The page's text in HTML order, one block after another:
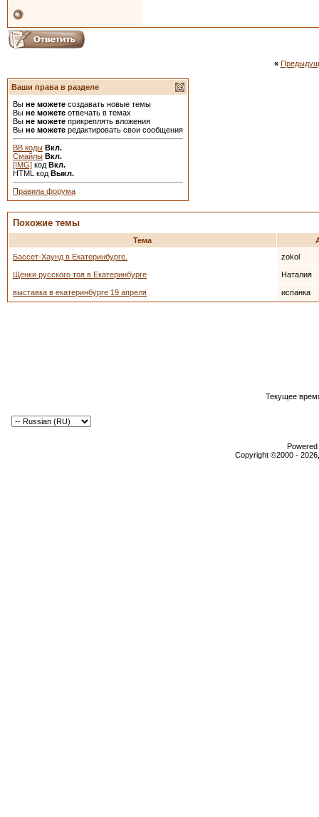
«
Ваши права в разделе
Вы не можете создавать новые темы
Вы не можете отвечать в темах
Вы не можете прикреплять вложения
Вы не можете редактировать свои сообщения
BB коды Вкл.
Смайлы Вкл.
[IMG] код Вкл.
HTML код Выкл.
Правила форума
Похожие темы
Тема
Бассет-Хаунд в Екатеринбурге.
zokol
Щенки русского тоя в Екатеринбурге Наталия
выставка в екатеринбурге 19 апреля испанка
Текущее
Copyright ©2000 -